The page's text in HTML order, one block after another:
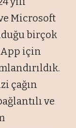
Microsoft
birçok
için
çağın
ve